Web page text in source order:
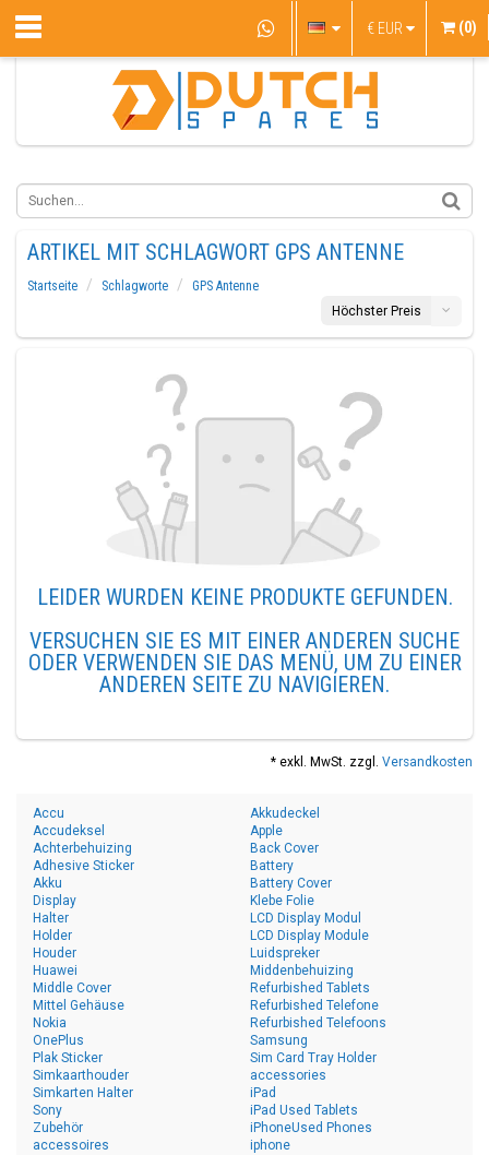
€ EUR (0)
ARTIKEL MIT SCHLAGWORT GPS ANTENNE
Startseite Schlagworte
GPS Antenne
Höchster Preis
LEIDER WURDEN KEINE PRODUKTE GEFUNDEN.
VERSUCHEN SIE ES MIT EINER ANDEREN SUCHE
ODER VERWENDEN SIE DAS MENÜ, UM ZU EINER
ANDEREN SEITE ZU NAVIGIEREN.
* exkl. MwSt. zzgl. Versandkosten
Accu
Accudeksel
Achterbehuizing
Adhesive Sticker
Akku
Akkudeckel
Apple
Back Cover
Battery
Battery Cover
Display
Halter
Holder
Houder
Huawei
Klebe Folie
LCD Display Modul
LCD Display Module
Luidspreker
Middenbehuizing
Middle Cover
Mittel Gehäuse
Nokia
OnePlus
Plak Sticker
Refurbished Tablets
Refurbished Telefone
Refurbished Telefoons
Samsung
Sim Card Tray Holder
Simkaarthouder
Simkarten Halter
Sony
Zubehör
accessoires
accessories
iPad
iPad Used Tablets
iPhoneUsed Phones
iphone